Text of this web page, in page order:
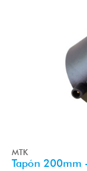
MTK
Tapón 200mm